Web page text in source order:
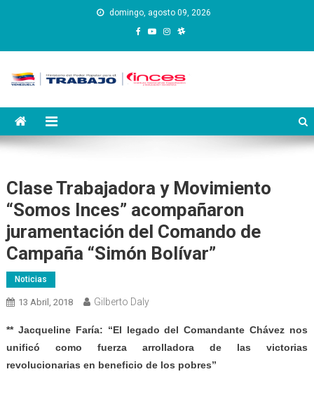
domingo, agosto 09, 2026
Instituto Nacional de
Capacitación y Educación
Clase Trabajadora y Movimiento
“Somos Inces” acompañaron
juramentación del Comando de
Campaña “Simón Bolívar”
Noticias
13 Abril, 2018 Gilberto Daly
** Jacqueline Faría: “El legado del Comandante Chávez nos
unificó como fuerza arrolladora de las victorias
revolucionarias en beneficio de los pobres”